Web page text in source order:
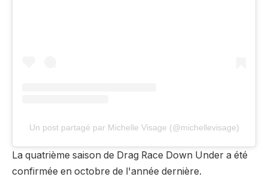
Un post partagé par Michelle Visage (@michellevisage)
La quatrième saison de Drag Race Down Under a été
confirmée en octobre de l'année dernière.